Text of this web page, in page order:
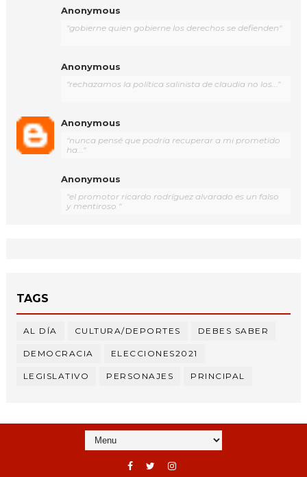
Anonymous
"gobierne quien gobierne los derechos se defienden"
Anonymous
"rechazamos la política salinista de claudia no los..."
Anonymous
"nunca pensé que podría recuperar a mi prometido
ha..."
Anonymous
"el promotor ricardo rodríguez alvarado es un falso
y mentiroso "
TAGS
AL DÍA CULTURA/DEPORTES DEBES SABER
DEMOCRACIA ELECCIONES2021
LEGISLATIVO PERSONAJES PRINCIPAL